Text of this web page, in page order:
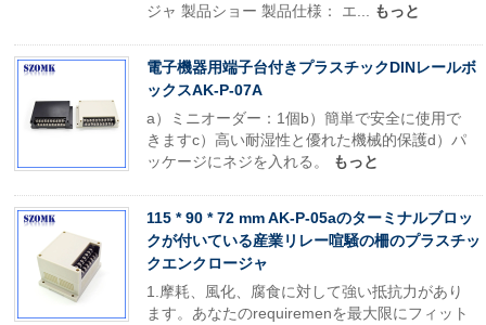
ジャ 製品ショー 製品仕様： エ...
もっと
電子機器用端子台付きプラスチックDINレールボ
ックスAK-P-07A
a）ミニオーダー：1個b）簡単で安全に使用で
きますc）高い耐湿性と優れた機械的保護d）パ
ッケージにネジを入れる。
もっと
115 * 90 * 72 mm AK-P-05aのターミナルブロッ
クが付いている産業リレー喧騒の柵のプラスチッ
クエンクロージャ
1.摩耗、風化、腐食に対して強い抵抗力があり
ます。あなたのrequiremenを最大限にフィット